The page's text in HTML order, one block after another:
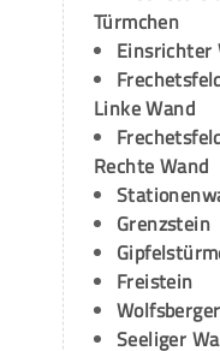
Türmchen
Einsrichter
Linke Wand
Rechte Wand
Grenzstein
Freistein
Seeliger